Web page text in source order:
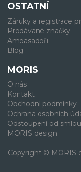
OSTATNÍ
Záruky a registrace
Prodávané značky
Ambasadoři
Blog
MORIS
O nás
Kontakt
Obchodní podmínky
Ochrana osobních
Odstoupení od
MORIS design
Copyright © MORIS